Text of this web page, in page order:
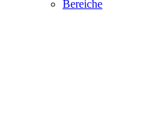
Bereiche